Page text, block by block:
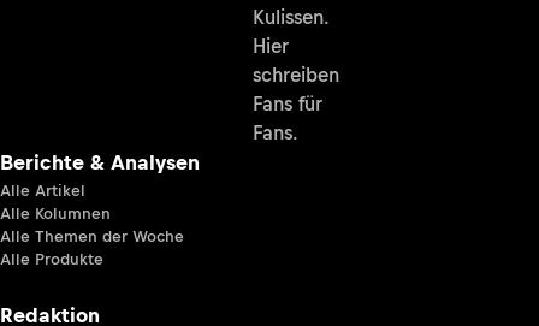
Kulissen.
Hier
schreiben
Fans für
Fans.
Berichte & Analysen
Alle Artikel
Alle Kolumnen
Alle Themen der Woche
Alle Produkte
Redaktion